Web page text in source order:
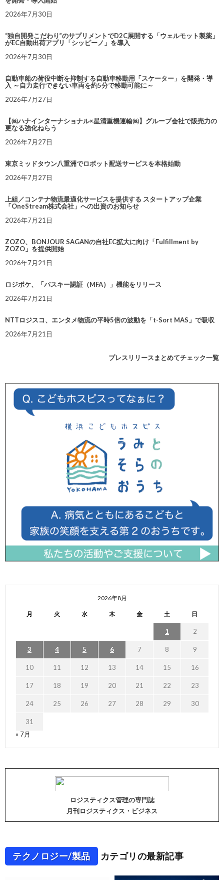
2026年7月30日
“独自開発こだわり”のサプリメントでD2C展開する「ウェルモット製薬」
がEC自動出荷アプリ「シッピーノ」を導入
2026年7月30日
自動車船の荷役中断を抑制する自動車移動用「スケーター」を開発・導
入 ～自力走行できない車両を約5分で移動可能に～
2026年7月27日
【㈱ハナインターナショナル×星清重機運輸㈱】グループ会社で販売力の
更なる強化ねらう
2026年7月27日
東京ミッドタウン八重洲でロボット配送サービスを本格始動
2026年7月27日
上組／コンテナ物流最適化サービスを提供する スタートアップ企業
「OneStream株式会社」への出資のお知らせ
2026年7月21日
ZOZO、BONJOUR SAGANの自社EC拡大に向け「Fulfillment by
ZOZO」を提供開始
2026年7月21日
ロジポケ、「パスキー認証（MFA）」機能をリリース
2026年7月21日
NTTロジスコ、エンタメ物流の平時5倍の波動を「t-Sort MAS」で吸収
2026年7月21日
プレスリリースまとめてチェック一覧
2026年8月
月 火 水 木 金 土 日
1 2
3 4 5 6 7 8 9
10 11 12 13 14 15 16
17 18 19 20 21 22 23
24 25 26 27 28 29 30
31
« 7月
ロジスティクス管理の専門誌
月刊ロジスティクス・ビジネス
テクノロジー/製品 カテゴリの最新記事